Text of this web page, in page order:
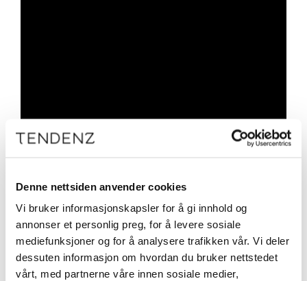
Denne nettsiden anvender cookies
Vi bruker informasjonskapsler for å gi innhold og
annonser et personlig preg, for å levere sosiale
mediefunksjoner og for å analysere trafikken vår. Vi deler
dessuten informasjon om hvordan du bruker nettstedet
vårt, med partnerne våre innen sosiale medier,
Relaterte produkter